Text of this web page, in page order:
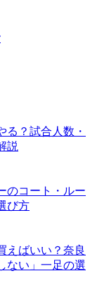
る？試合人数・
説
のコート・ルー
び方
えばいい？奈良
ない」一足の選